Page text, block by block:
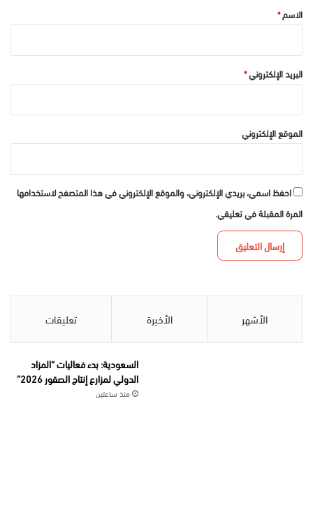
*الاسم*
البريد الإلكتروني*
الموقع الإلكتروني
احفظ اسمي، بريدي الإلكتروني، والموقع الإلكتروني في هذا المتصفح لاستخدامها
المرة المقبلة في تعليقي.
الأشهر الأخيرة تعليقات
السعودية: بدء فعاليات “المزاد
الدولي لمزارع إنتاج الصقور 2026”
منذ ساعتين